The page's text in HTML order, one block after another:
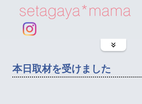
本日取材を受けました